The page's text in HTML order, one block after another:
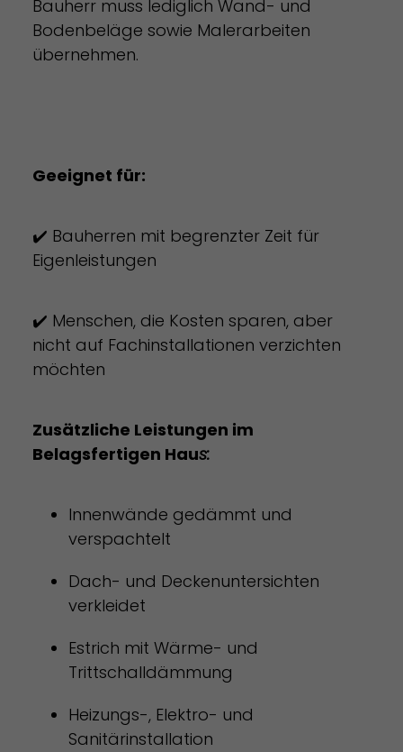
Bauherr muss lediglich Wand- und
Bodenbeläge sowie Malerarbeiten
übernehmen.
Geeignet für:
✔️ Bauherren mit begrenzter Zeit für
Eigenleistungen
✔️ Menschen, die Kosten sparen, aber
nicht auf Fachinstallationen verzichten
möchten
Zusätzliche Leistungen im
Belagsfertigen Haus:
Innenwände gedämmt und
verspachtelt
Dach- und Deckenuntersichten
verkleidet
Estrich mit Wärme- und
Trittschalldämmung
Heizungs-, Elektro- und
Sanitärinstallation